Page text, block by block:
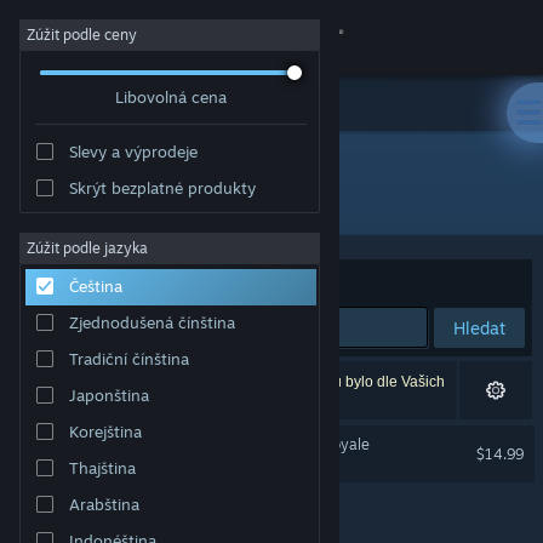
Přihlásit se
Komunita
Informace
Podpora
Změnit jazyk
Mobilní aplikace služby Steam
Desktopová verze stránky
Zúžit podle ceny
Libovolná cena
Slevy a výprodeje
Skrýt bezplatné produkty
Zúžit podle jazyka
Čeština
Zjednodušená čínština
Tradiční čínština
Japonština
Korejština
Thajština
Arabština
Vývojář: raptor lab
Seřadit podle
Hledat
Vašemu zadání odpovídá 1 výsledek. 6 produktů bylo dle Vašich
předvoleb vyloučeno z výsledků vyhledávání.
GangV | VR & PC Battle Royale
$14.99